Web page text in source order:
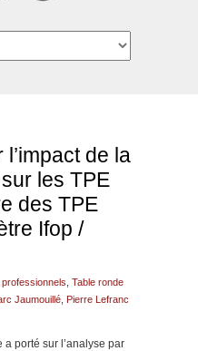
de la
les TPE
des TPE
Ifop /
Table ronde
Jaumouillé Pierre Lefranc
porté sur l’analyse par